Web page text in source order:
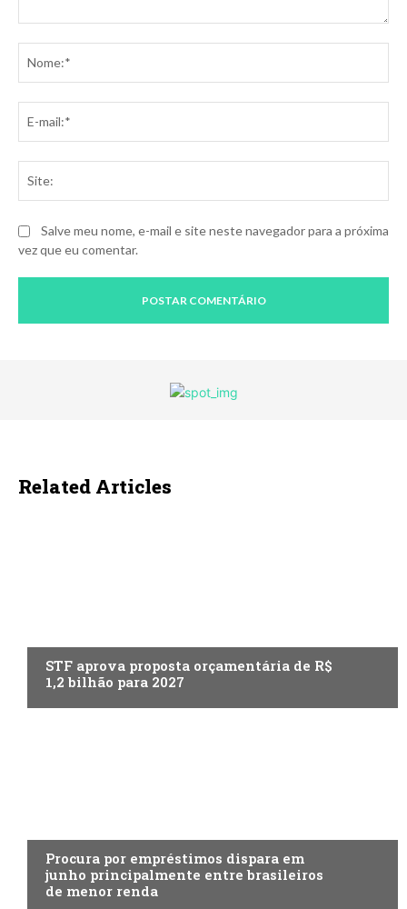
Salve meu nome, e-mail e site neste navegador para a próxima
vez que eu comentar.
Related Articles
STF aprova proposta orçamentária de R$
1,2 bilhão para 2027
Procura por empréstimos dispara em
junho principalmente entre brasileiros
de menor renda